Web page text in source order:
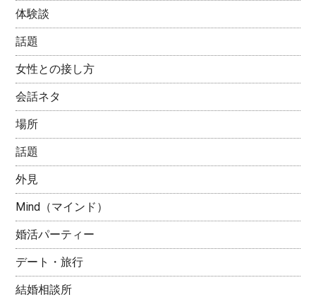
体験談
話題
女性との接し方
会話ネタ
場所
話題
外見
Mind（マインド）
婚活パーティー
デート・旅行
結婚相談所